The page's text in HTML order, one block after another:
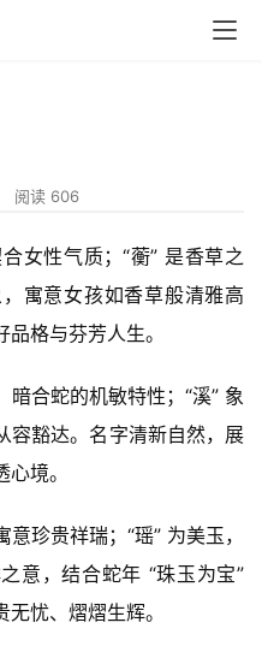
阅读 606
女性气质；“蘅” 是香草之
寓意女孩如香草般清雅高
格与芬芳人生。
暗合蛇的机敏特性；“溪” 象
容豁达。名字清新自然，展
境。
珍贵祥瑞；“瑶” 为美玉，
意，结合蛇年 “珠玉为宝”
忧、熠熠生辉。